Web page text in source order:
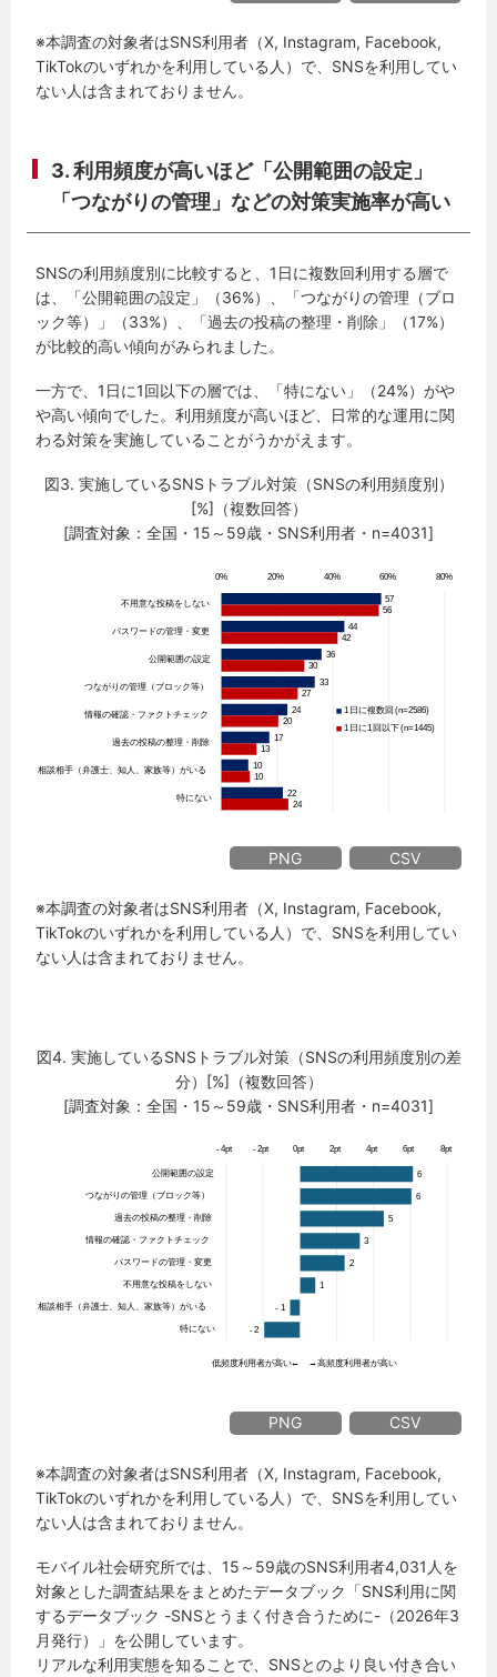
※本調査の対象者はSNS利用者（X, Instagram, Facebook,
TikTokのいずれかを利用している人）で、SNSを利用してい
ない人は含まれておりません。
3. 利用頻度が高いほど「公開範囲の設定」
「つながりの管理」などの対策実施率が高い
SNSの利用頻度別に比較すると、1日に複数回利用する層で
は、「公開範囲の設定」（36%）、「つながりの管理（ブロ
ック等）」（33%）、「過去の投稿の整理・削除」（17%）
が比較的高い傾向がみられました。
一方で、1日に1回以下の層では、「特にない」（24%）がや
や高い傾向でした。利用頻度が高いほど、日常的な運用に関
わる対策を実施していることがうかがえます。
図3. 実施しているSNSトラブル対策（SNSの利用頻度別）
[%]（複数回答）
[調査対象：全国・15～59歳・SNS利用者・n=4031]
PNG CSV
※本調査の対象者はSNS利用者（X, Instagram, Facebook,
TikTokのいずれかを利用している人）で、SNSを利用してい
ない人は含まれておりません。
図4. 実施しているSNSトラブル対策（SNSの利用頻度別の差
分）[%]（複数回答）
[調査対象：全国・15～59歳・SNS利用者・n=4031]
PNG CSV
※本調査の対象者はSNS利用者（X, Instagram, Facebook,
TikTokのいずれかを利用している人）で、SNSを利用してい
ない人は含まれておりません。
モバイル社会研究所では、15～59歳のSNS利用者4,031人を
対象とした調査結果をまとめたデータブック「SNS利用に関
するデータブック -SNSとうまく付き合うために-（2026年3
月発行）」を公開しています。
リアルな利用実態を知ることで、SNSとのより良い付き合い